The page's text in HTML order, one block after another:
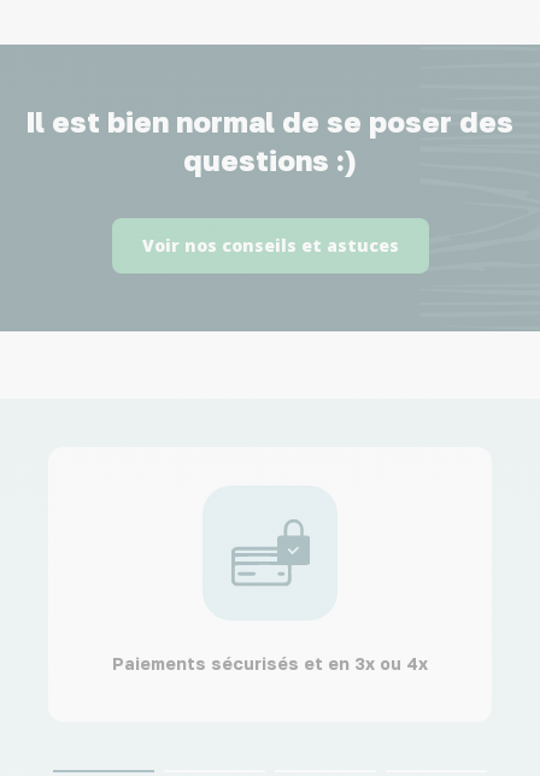
Il est bien normal de se poser des
questions :)
Voir nos conseils et astuces
Paiements sécurisés et en 3x ou 4x